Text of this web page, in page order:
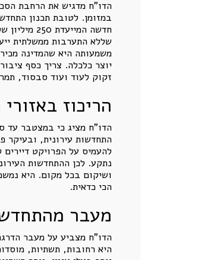
חדשה
שללא התערבות ממשלתית
משמעותה היא שהמדינה
יוצר כלכלה. צריך כסף
זקוק לעוד ועוד סבסוד,
הריכוז
התחדשות עירונית, ובעיקר
להעמיס על הפרויקט
נתקע. לכן ההתחדשות
ושיקום בכל מקום. היא
הכי כדאית.
מעבר
הדו"ח מצביע על מעבר
היא רחובות, תשתיות,